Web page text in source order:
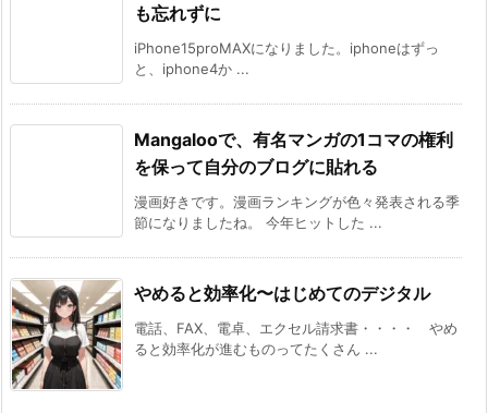
も忘れずに
iPhone15proMAXになりました。iphoneはずっ
と、iphone4か ...
Mangalooで、有名マンガの1コマの権利
を保って自分のブログに貼れる
漫画好きです。漫画ランキングが色々発表される季
節になりましたね。 今年ヒットした ...
やめると効率化〜はじめてのデジタル
電話、FAX、電卓、エクセル請求書・・・・ やめ
ると効率化が進むものってたくさん ...